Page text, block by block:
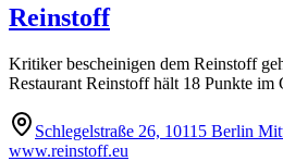
Reinstoff
Kritiker bescheinigen dem Reinstoff
Restaurant Reinstoff hält 18 Punkte
Schlegelstraße 26, 10115 Berlin
www.reinstoff.eu